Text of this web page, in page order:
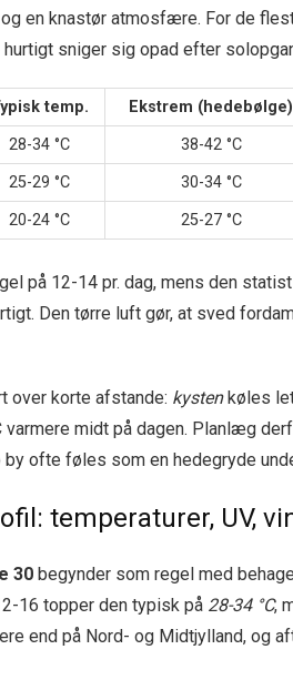
en knastør atmosfære. For de
hurtigt sniger sig opad efter
temp.
Ekstrem (hedebølge)
28-34 °C
38-42 °C
25-29 °C
30-34 °C
20-24 °C 25-27 °C
på 12-14 pr. dag, mens den
Den tørre luft gør, at sved
over korte afstande: kystenkøles let
midt på dagen. Planlæg
by ofte føles som en hedegryde
temperaturer, UV,
30 begynder som regel med
16 topper den typisk på 28-34 °C,
end på Nord- og Midtjylland, og